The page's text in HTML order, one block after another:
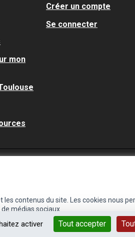
activer Tout accepter
contenus du site. Les cookies nous
médias sociaux.
mon
Créer un compte
Se connecter